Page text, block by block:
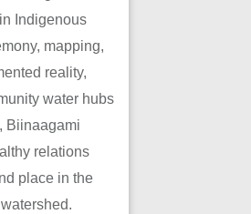
Indigenous
mapping,
reality,
water hubs
Biinaagami
relations
place in the